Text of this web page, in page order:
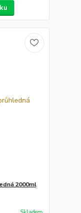
2000ml